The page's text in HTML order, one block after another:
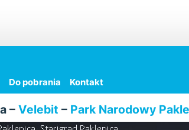
Do pobrania Kontakt
– Velebit – Park Narodowy